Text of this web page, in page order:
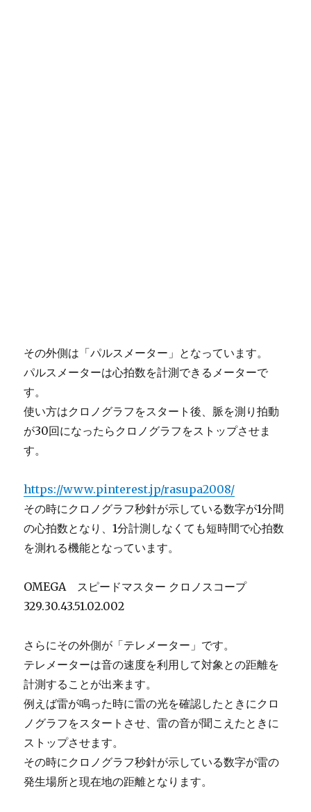
その外側は「パルスメーター」となっています。
パルスメーターは心拍数を計測できるメーターで
す。
使い方はクロノグラフをスタート後、脈を測り拍動
が30回になったらクロノグラフをストップさせま
す。
https://www.pinterest.jp/rasupa2008/
その時にクロノグラフ秒針が示している数字が1分間
の心拍数となり、1分計測しなくても短時間で心拍数
を測れる機能となっています。
OMEGA スピードマスター クロノスコープ
329.30.43.51.02.002
さらにその外側が「テレメーター」です。
テレメーターは音の速度を利用して対象との距離を
計測することが出来ます。
例えば雷が鳴った時に雷の光を確認したときにクロ
ノグラフをスタートさせ、雷の音が聞こえたときに
ストップさせます。
その時にクロノグラフ秒針が示している数字が雷の
発生場所と現在地の距離となります。